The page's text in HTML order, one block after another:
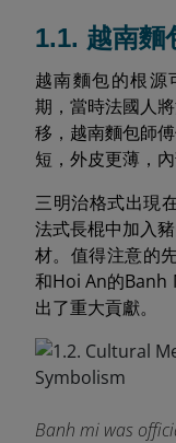
1.1. 越南麵
越南麵包的根源
期，當時法國人
移，越南麵包師
短，外皮更薄，內
三明治格式出現
法式長棍中加入
材。值得注意的
和Hoi An的Banh
出了重大貢獻。
Banh mi was